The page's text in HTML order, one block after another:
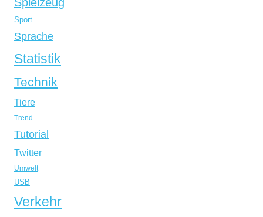
Sport
Sprache
Statistik
Technik
Tiere
Trend
Tutorial
Twitter
Umwelt
USB
Verkehr